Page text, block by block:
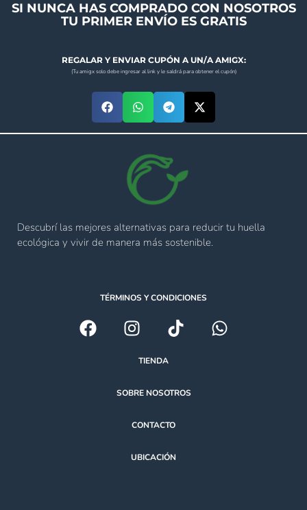
SI NUNCA HAS COMPRADO CON NOSOTROS
TU PRIMER ENVÍO ES GRATIS
REGALAR Y ENVIAR CUPÓN A UN/A AMIGX:
(Tu amigx solo debe ingresar al link y le saldrá para obtener el cupón)
Descubrí las mejores alternativas para reducir tu huella
ecológica y vivir de manera más sostenible.
TÉRMINOS Y CONDICIONES
TIENDA
SOBRE NOSOTROS
CONTACTO
UBICACIÓN